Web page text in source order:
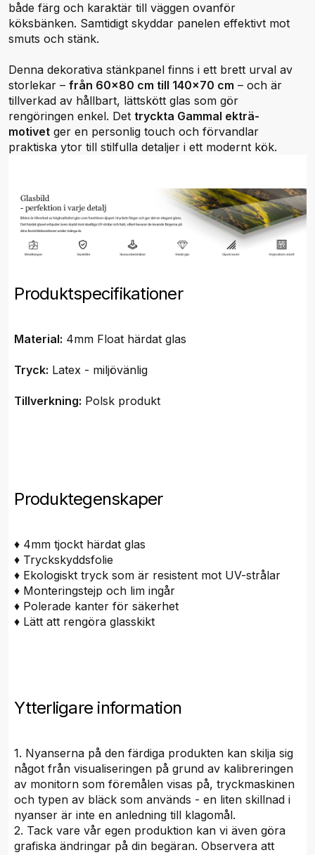
både färg och karaktär till väggen ovanför
köksbänken. Samtidigt skyddar panelen effektivt mot
smuts och stänk.
Denna dekorativa stänkpanel finns i ett brett urval av
storlekar – från 60x80 cm till 140x70 cm – och är
tillverkad av hållbart, lättskött glas som gör
rengöringen enkel. Det tryckta Gammal ekträ-
motivet ger en personlig touch och förvandlar
praktiska ytor till stilfulla detaljer i ett modernt kök.
Produktspecifikationer
Material: 4mm Float härdat glas
Tryck: Latex - miljövänlig
Tillverkning: Polsk produkt
Produktegenskaper
♦ 4mm tjockt härdat glas
♦ Tryckskyddsfolie
♦ Ekologiskt tryck som är resistent mot UV-strålar
♦ Monteringstejp och lim ingår
♦ Polerade kanter för säkerhet
♦ Lätt att rengöra glasskikt
Ytterligare information
1. Nyanserna på den färdiga produkten kan skilja sig
något från visualiseringen på grund av kalibreringen
av monitorn som föremålen visas på, tryckmaskinen
och typen av bläck som används - en liten skillnad i
nyanser är inte en anledning till klagomål.
2. Tack vare vår egen produktion kan vi även göra
grafiska ändringar på din begäran. Observera att